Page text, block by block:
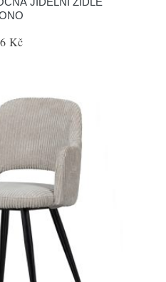
Kč